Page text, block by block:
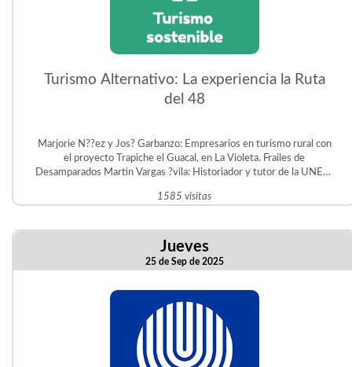
Turismo Alternativo: La experiencia la Ruta
del 48
Marjorie N??ez y Jos? Garbanzo: Empresarios en turismo rural con
el proyecto Trapiche el Guacal, en La Violeta. Frailes de
Desamparados Martin Vargas ?vila: Historiador y tutor de la UNED.
1585 visitas
Jueves
25 de Sep de 2025